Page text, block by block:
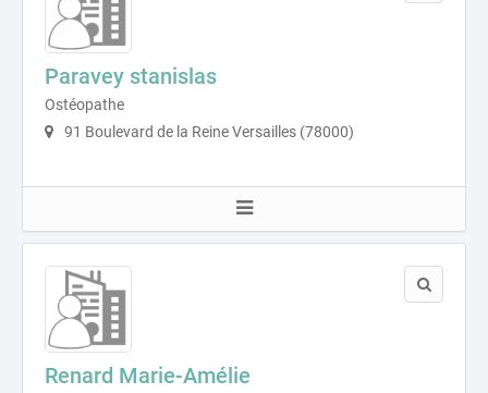
Paravey stanislas
Ostéopathe
91 Boulevard de la Reine Versailles (78000)
Renard Marie-Amélie